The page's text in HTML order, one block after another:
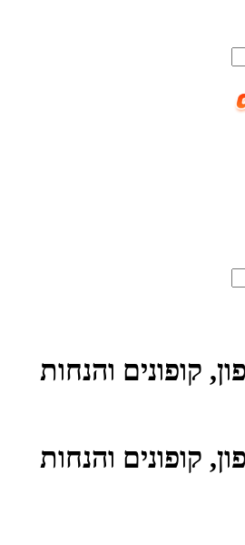
קופונים והנחות
קופונים והנחות